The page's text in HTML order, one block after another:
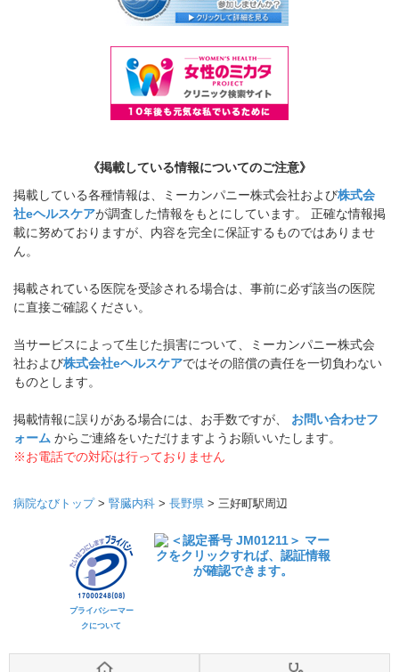
《掲載している情報についてのご注意》
掲載している各種情報は、ミーカンパニー株式会社および株式会
社eヘルスケアが調査した情報をもとにしています。 正確な情報掲
載に努めておりますが、内容を完全に保証するものではありませ
ん。
掲載されている医院を受診される場合は、事前に必ず該当の医院
に直接ご確認ください。
当サービスによって生じた損害について、ミーカンパニー株式会
社および株式会社eヘルスケアではその賠償の責任を一切負わない
ものとします。
掲載情報に誤りがある場合には、お手数ですが、 お問い合わせフ
ォーム からご連絡をいただけますようお願いいたします。
※お電話での対応は行っておりません
病院なびトップ> 腎臓内科 > 長野県 > 三好町駅周辺
プライバシーマー
クについて